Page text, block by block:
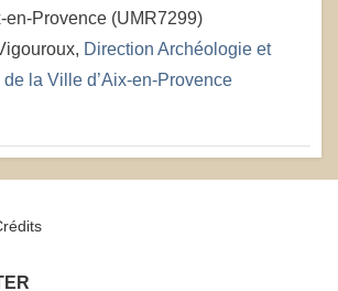
en-Provence (UMR7299)
Direction Archéologie et
de la Ville d’Aix-en-Provence